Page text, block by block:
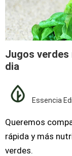
(Viveres)
(Salud y
(Mercado
(Horarios y
(Nosotros)
(Blog)
Jugos verdes
dia
Essencia
Queremos
rápida y más
verdes.